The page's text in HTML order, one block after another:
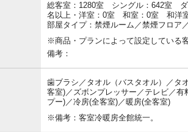
総客室：1280室 シングル：642室
名以上・洋室：0室 和室：0室 和洋
部屋タイプ：禁煙ルーム／禁煙フロア
※商品・プランによって設定している
備考：
歯ブラシ／タオル（バスタオル）／タ
客室)／ズボンプレッサー／テレビ／
プー)／冷房(全客室)／暖房(全客室)
※備考：客室冷暖房全館統一。